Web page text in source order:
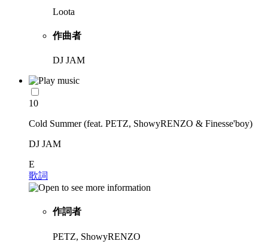
Loota
作曲者
DJ JAM
10
Cold Summer (feat. PETZ, ShowyRENZO & Finesse'boy)
DJ JAM
E
歌詞
作詞者
PETZ, ShowyRENZO